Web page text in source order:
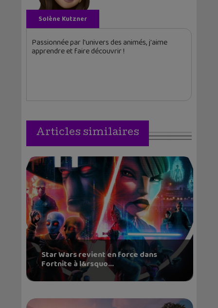
Solène Kutzner
Passionnée par l'univers des animés, j'aime
apprendre et faire découvrir !
Articles similaires
Star Wars revient en force dans
Fortnite à l&rsquo...